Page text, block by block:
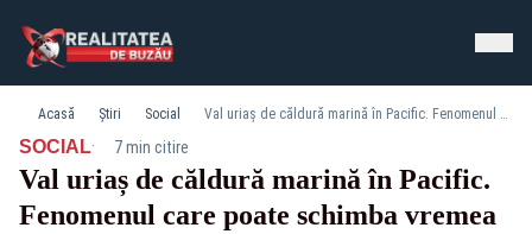
Acasă Știri Social Val uriaș de căldură marină în Pacific. Fenomenul care poate schimba vremea în lume în următoarele luni
SOCIAL· 7 min citire
Val uriaș de căldură marină în Pacific.
Fenomenul care poate schimba vremea